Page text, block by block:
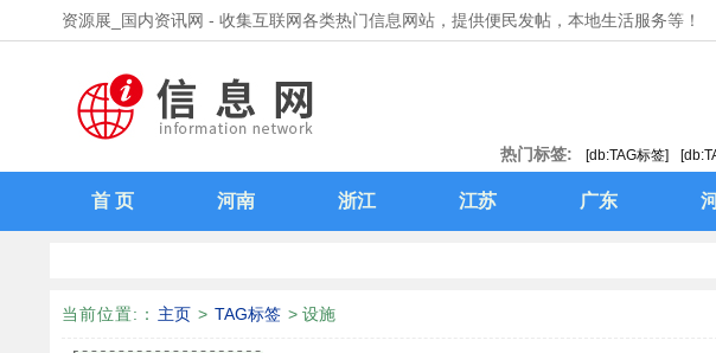
资源展_国内资讯网 - 收集互联网各类热门信息网站，提供便民发帖，本地生活服务等！
热门标签: [db:TAG标签]
首 页 河南 浙江 江苏 广东
当前位置: ： 主页 > TAG标签 > 设施